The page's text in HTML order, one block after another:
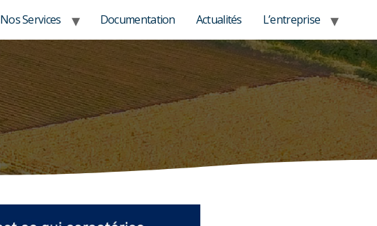
Nos Services Documentation Actualités L’entreprise